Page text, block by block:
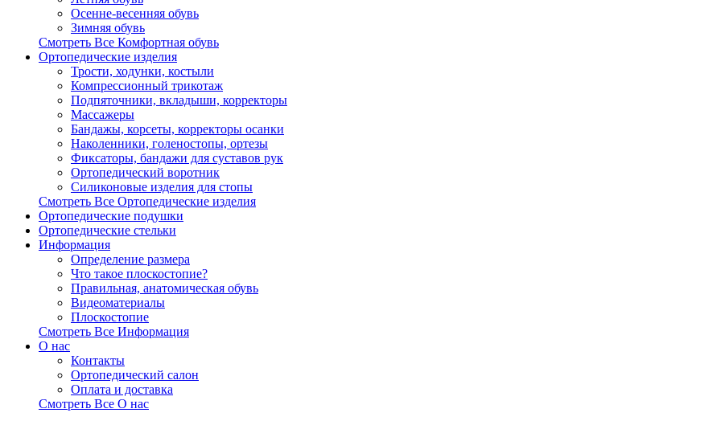
Осенне-весенняя обувь
Зимняя обувь
Смотреть Все Комфортная обувь
Ортопедические изделия
Трости, ходунки, костыли
Компрессионный трикотаж
Подпяточники, вкладыши, корректоры
Массажеры
Бандажы, корсеты, корректоры осанки
Наколенники, голеностопы, ортезы
Фиксаторы, бандажи для суставов рук
Ортопедический воротник
Силиконовые изделия для стопы
Смотреть Все Ортопедические изделия
Ортопедические подушки
Ортопедические стельки
Информация
Определение размера
Что такое плоскостопие?
Правильная, анатомическая обувь
Видеоматериалы
Плоскостопие
Смотреть Все Информация
О нас
Контакты
Ортопедический салон
Оплата и доставка
Смотреть Все О нас